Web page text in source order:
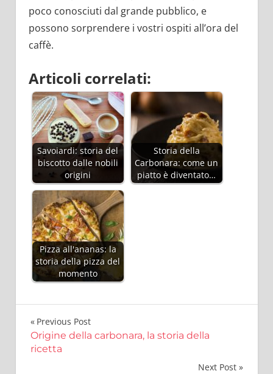
poco conosciuti dal grande pubblico, e
possono sorprendere i vostri ospiti all’ora del
caffè.
Articoli correlati:
Savoiardi: storia del
biscotto dalle nobili
origini
Storia della
Carbonara: come un
piatto è diventato…
Pizza all'ananas: la
storia della pizza del
momento
Navigazione
articoli
Previous Post
Origine della carbonara, la storia della
ricetta
Next Post